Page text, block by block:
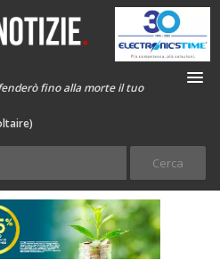
fino alla morte il tuo